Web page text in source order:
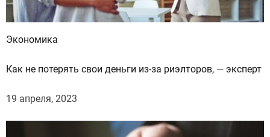
Экономика
Как не потерять свои деньги из-за риэлторов, — эксперт
19 апреля, 2023